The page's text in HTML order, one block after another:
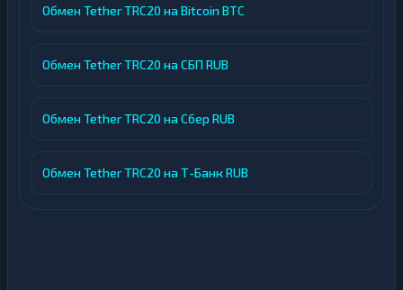
Обмен Tether TRC20 на Bitcoin BTC
Обмен Tether TRC20 на СБП RUB
Обмен Tether TRC20 на Сбер RUB
Обмен Tether TRC20 на Т-Банк RUB